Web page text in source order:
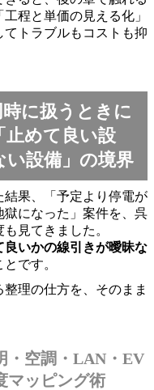
程と単価の見える化」
トラブルもコストも抑
に扱うときに
止めて良い設
設備」の境界
果、「予定より停電が
になった」案件を、呉
見てきました。
良いかの線引きが曖昧な
とです。
理の仕方を、そのまま
・空調・LAN・EV
マッピング術